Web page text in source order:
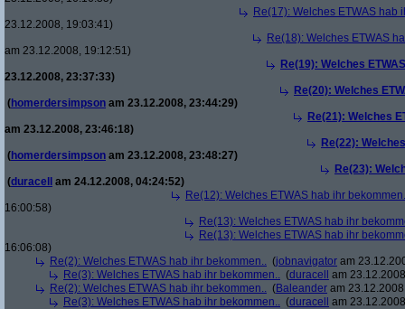
Re(17): Welches ETWAS hab
23.12.2008, 19:03:41)
Re(18): Welches ETWAS
am 23.12.2008, 19:12:51)
Re(19): Welches
23.12.2008, 23:37:33)
Re(20): Welches
(homerdersimpson am 23.12.2008, 23:44:29)
Re(21): Welches
am 23.12.2008, 23:46:18)
Re(22):
(homerdersimpson am 23.12.2008, 23:48:27)
Re(23):
(duracell
am 24.12.2008, 04:24:52)
Re(12): Welches ETWAS hab ihr
16:00:58)
Re(13): Welches ETWAS hab ihr
Re(13): Welches ETWAS hab ihr
16:06:08)
Re(2): Welches ETWAS hab ihr bekommen.. (jobnavigator am
Re(3): Welches ETWAS hab ihr bekommen.. (duracell
am
Re(2): Welches ETWAS hab ihr bekommen.. (Baleander am
Re(3): Welches ETWAS hab ihr bekommen.. (duracell
am